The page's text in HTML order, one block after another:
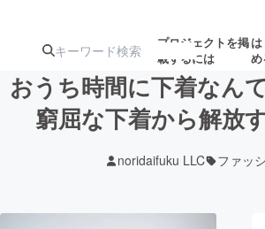
プロジェクトを掲
載するには
め
ターン
ジェクト
ロジェ
おうち時間に下着なん
窮屈な下着から解放
noridaifuku LLC ファッ